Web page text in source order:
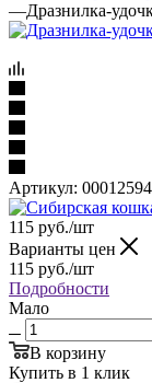
—Дразнилка-
Артикул: 00012594
115 руб./шт
Варианты цен
115 руб./шт
Подробности
Мало
В корзину
Купить в 1 клик